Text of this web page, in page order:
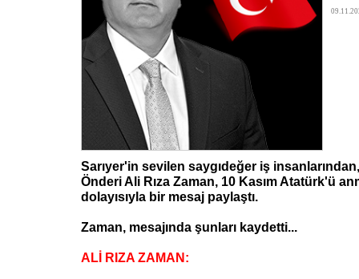
Sarıyer'in sevilen saygıdeğer iş
Önderi Ali Rıza Zaman, 10 Kasım Atatürk'ü
dolayısıyla bir mesaj paylaştı.
Zaman, mesajında şunları kaydetti...
ALİ RIZA ZAMAN: